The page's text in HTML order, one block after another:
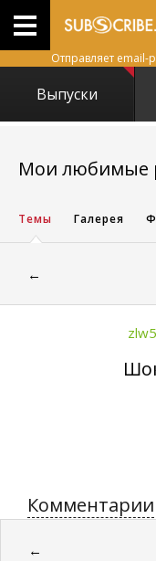
Отправляет
Выпуски
Мои любимые
Темы Галерея
←
Комментарии
←